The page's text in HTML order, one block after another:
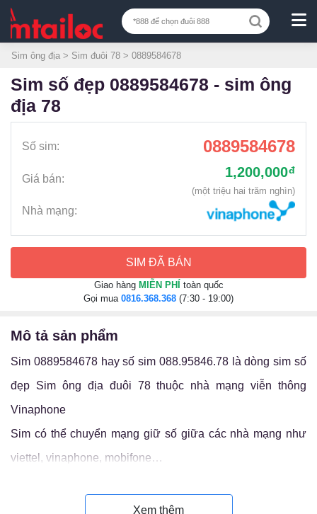
Sim ông địa > Sim đuôi 78 > 0889584678
sim số đẹp 0889584678 - sim ông
địa 78
Số sim: 0889584678
Giá bán: 1,200,000đ
(một triệu hai trăm nghìn)
Nhà mạng:
SIM ĐÃ BÁN
Giao hàng MIỄN PHÍ toàn quốc
Gọi mua 0816.368.368 (7:30 - 19:00)
mô tả sản phẩm
Sim 0889584678 hay số sim 088.95846.78 là dòng sim số
đẹp Sim ông địa đuôi 78 thuộc nhà mạng viễn thông
Vinaphone
Sim có thể chuyển mạng giữ số giữa các nhà mạng như
viettel, vinaphone, mobifone…
Xem thêm